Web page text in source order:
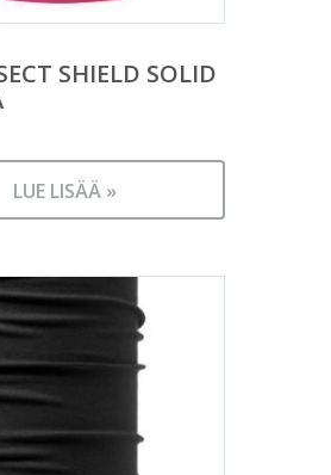
SHIELD SOLID
LUE LISÄÄ »